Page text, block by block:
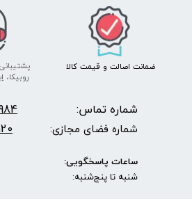
روبیکا،
ضمانت اصالت و قیمت​​​​​​​ کالا ​​​​​​​
شماره تماس:
شماره فضای مجازی:
ساعات پاسخگویی:
شنبه تا پنج‌شنبه: 8 تا